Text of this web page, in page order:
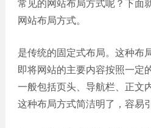
网站
网站
建设
教育
培训
网站
常见的网站布局方式呢？下面
网站布局方式。
是传统的固定式布局。这种布
即将网站的主要内容按照一定
一般包括页头、导航栏、正文
这种布局方式简洁明了，容易